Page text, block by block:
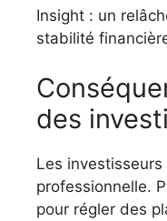
Insight : un
stabilité
des
Les
professionnelle.
pour régler des